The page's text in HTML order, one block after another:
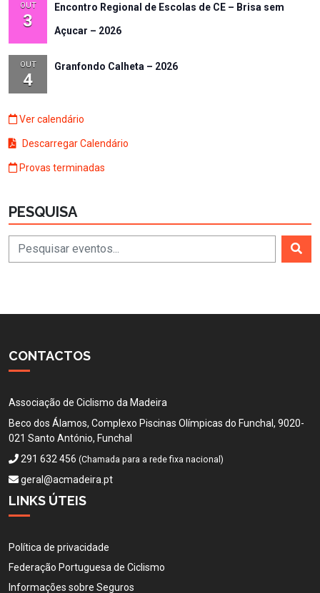
OUT
3
Encontro Regional de Escolas de CE – Brisa sem
Açucar – 2026
OUT
4
Granfondo Calheta – 2026
Ver calendário
Descarregar Calendário
Provas terminadas
PESQUISA
CONTACTOS
Associação de Ciclismo da Madeira
Beco dos Álamos, Complexo Piscinas Olímpicas do Funchal, 9020-
021 Santo António, Funchal
291 632 456 (Chamada para a rede fixa nacional)
geral@acmadeira.pt
LINKS ÚTEIS
Política de privacidade
Federação Portuguesa de Ciclismo
Informações sobre Seguros